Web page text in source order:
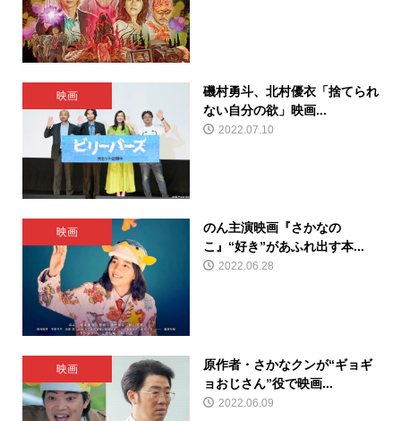
映画
磯村勇斗、北村優衣「捨てられ
ない自分の欲」映画...
2022.07.10
映画
のん主演映画『さかなの
こ』“好き”があふれ出す本...
2022.06.28
映画
原作者・さかなクンが“ギョギ
ョおじさん”役で映画...
2022.06.09